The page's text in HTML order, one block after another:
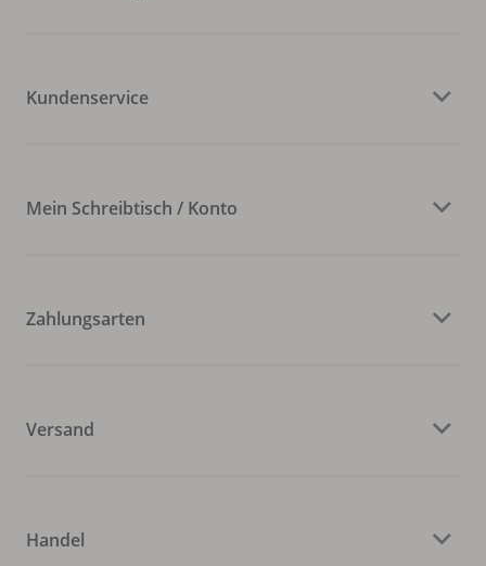
Kundenservice
Mein Schreibtisch / Konto
Zahlungsarten
Versand
Handel